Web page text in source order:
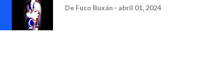
De Fuco Buxán abril 01, 2024